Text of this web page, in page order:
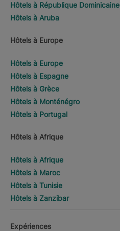
Hôtels à République Dominicaine
Hôtels à Aruba
Hôtels à Europe
Hôtels à Europe
Hôtels à Espagne
Hôtels à Grèce
Hôtels à Monténégro
Hôtels à Portugal
Hôtels à Afrique
Hôtels à Afrique
Hôtels à Maroc
Hôtels à Tunisie
Hôtels à Zanzibar
Expériences